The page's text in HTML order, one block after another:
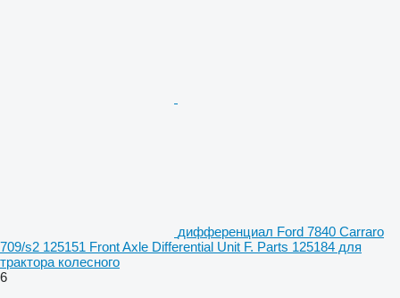
дифференциал Ford 7840 Carraro
709/s2 125151 Front Axle Differential Unit F. Parts 125184 для
трактора колесного
6